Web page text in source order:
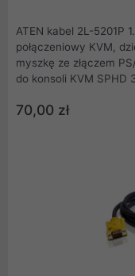
ATEN kabel 2L-5201P
połączeniowy KVM,
myszkę ze złączem
do konsoli KVM SPHD
stosowaniu
pewność i jakość
70,00 zł